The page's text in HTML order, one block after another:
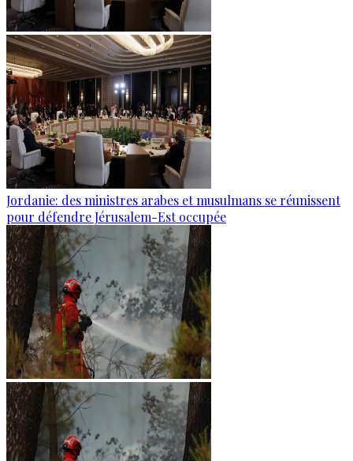
Jordanie: des ministres arabes et musulmans se réunissent
pour défendre Jérusalem-Est occupée